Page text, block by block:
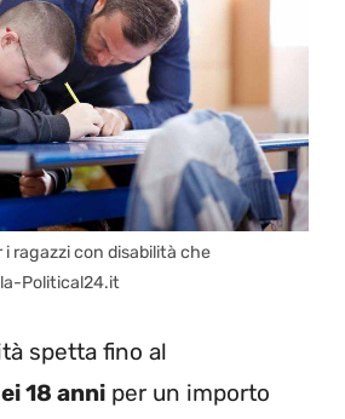
i ragazzi con disabilità che
Political24.it
spetta fino al
18 anni per un importo